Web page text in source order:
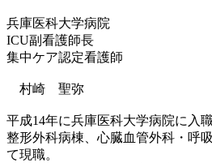
兵庫医科大学病院
ICU副看護師長
集中ケア認定看護師
村崎 聖弥
平成14年に兵庫医科大学病院に入職
整形外科病棟、心臓血管外科・呼
て現職。